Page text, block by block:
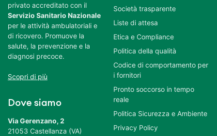
privato accreditato con il
Servizio Sanitario Nazionale
per le attività ambulatoriali e
di ricovero. Promuove la
salute, la prevenzione e la
diagnosi precoce.
Scopri di più
Dove siamo
Via Gerenzano, 2
21053 Castellanza (VA)
Società trasparente
Liste di attesa
Etica e Compliance
Politica della qualità
Codice di comportamento per
i fornitori
Pronto soccorso in tempo
reale
Politica Sicurezza e Ambiente
Privacy Policy